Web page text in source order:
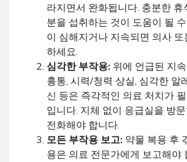
라지면서 완화됩니다. 충분한 휴
분을 섭취하는 것이 도움이 될
이 심해지거나 지속되면 의사
하세요.
심각한 부작용: 위에 언급된 지
흉통, 시력/청력 상실, 심각한 알
신 등은 즉각적인 의료 처치가
입니다. 지체 없이 응급실을 방
전화해야 합니다.
모든 부작용 보고: 약물 복용 후
용은 의료 전문가에게 보고해야